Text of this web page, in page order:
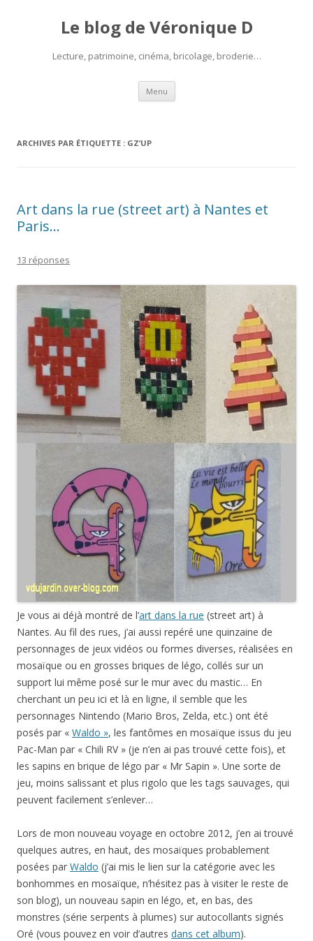
Le blog de Véronique D
Lecture, patrimoine, cinéma, bricolage, broderie…
Menu Aller
contenu
ARCHIVES PAR ÉTIQUETTE : GZ’UP
Art dans la rue (street art) à Nantes et
Paris…
13 réponses
Je vous ai déjà montré de l’art dans la rue (street art) à
Nantes. Au fil des rues, j’ai aussi repéré une quinzaine de
personnages de jeux vidéos ou formes diverses, réalisées en
mosaïque ou en grosses briques de légo, collés sur un
support lui même posé sur le mur avec du mastic… En
cherchant un peu ici et là en ligne, il semble que les
personnages Nintendo (Mario Bros, Zelda, etc.) ont été
posés par « Waldo », les fantômes en mosaïque issus du jeu
Pac-Man par « Chili RV » (je n’en ai pas trouvé cette fois), et
les sapins en brique de légo par « Mr Sapin ». Une sorte de
jeu, moins salissant et plus rigolo que les tags sauvages, qui
peuvent facilement s’enlever…
Lors de mon nouveau voyage en octobre 2012, j’en ai trouvé
quelques autres, en haut, des mosaïques probablement
posées par Waldo (j’ai mis le lien sur la catégorie avec les
bonhommes en mosaïque, n’hésitez pas à visiter le reste de
son blog), un nouveau sapin en légo, et, en bas, des
monstres (série serpents à plumes) sur autocollants signés
Oré (vous pouvez en voir d’autres dans cet album).